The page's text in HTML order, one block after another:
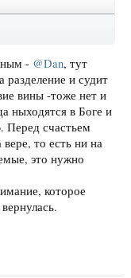
- @Dan, тут
разделение и судит
вины -тоже нет и
ныходятся в Боге и
Перед счастьем
то есть ни на
это нужно
которое